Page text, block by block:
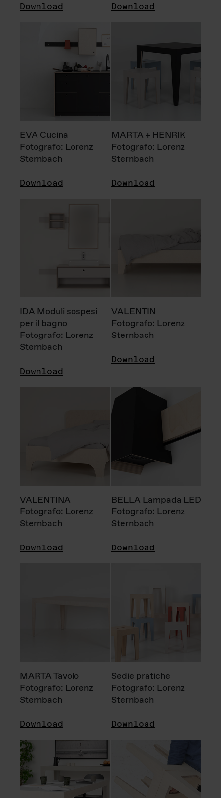
Download Download
EVA Cucina
Fotografo: Lorenz
Sternbach
Download
MARTA + HENRIK
Fotografo: Lorenz
Sternbach
Download
IDA Moduli sospesi
per il bagno
Fotografo: Lorenz
Sternbach
Download
VALENTIN
Fotografo: Lorenz
Sternbach
Download
VALENTINA
Fotografo: Lorenz
Sternbach
Download
BELLA Lampada LED
Fotografo: Lorenz
Sternbach
Download
MARTA Tavolo
Fotografo: Lorenz
Sternbach
Download
Sedie pratiche
Fotografo: Lorenz
Sternbach
Download